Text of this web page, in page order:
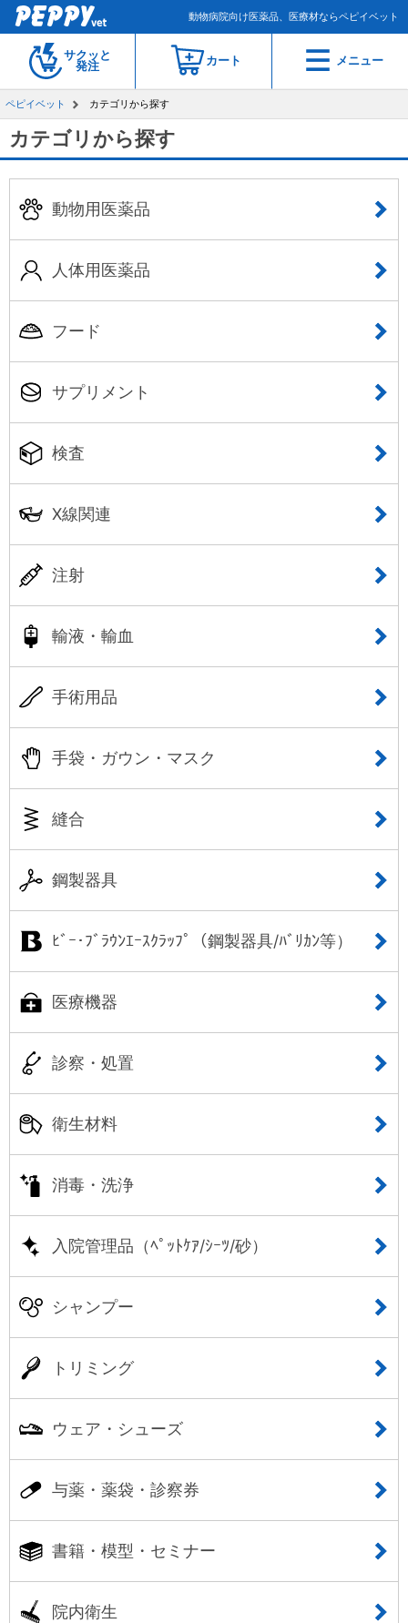
動物病院向け医薬品、医療材ならペピイベット
サクッと
発注
カート メニュー
ペピイベット カテゴリから探す
カテゴリから探す
動物用医薬品
人体用医薬品
フード
サプリメント
検査
X線関連
注射
輸液・輸血
手術用品
手袋・ガウン・マスク
縫合
鋼製器具
ﾋﾞｰ･ﾌﾞﾗｳﾝｴｰｽｸﾗｯﾌﾟ（鋼製器具/ﾊﾞﾘｶﾝ等）
医療機器
診察・処置
衛生材料
消毒・洗浄
入院管理品（ﾍﾟｯﾄｹｱ/ｼｰﾂ/砂）
シャンプー
トリミング
ウェア・シューズ
与薬・薬袋・診察券
書籍・模型・セミナー
院内衛生